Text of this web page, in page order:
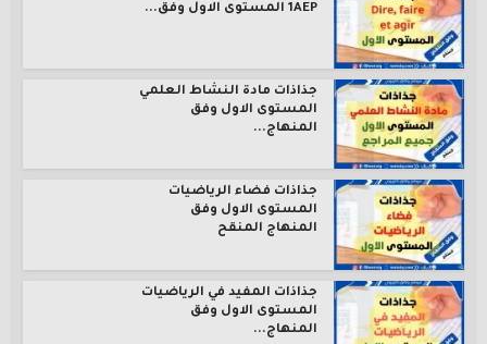
1AEP المستوى الاول وفق...
جذاذات مادة النشاط العلمي
المستوى الاول وفق
المنهاج...
جذاذات فضاء الرياضيات
المستوى الاول وفق
المنهاج المنقح
جذاذات المفيد في الرياضيات
المستوى الاول وفق
المنهاج...